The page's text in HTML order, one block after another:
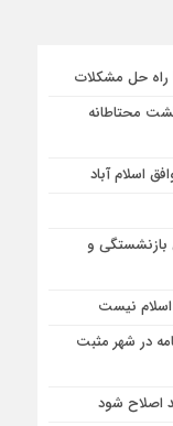
راه‌ حل مشکلات
محتاطانه
بازنشستگی و
نیست
در شهر مثبت
اصلاح شود